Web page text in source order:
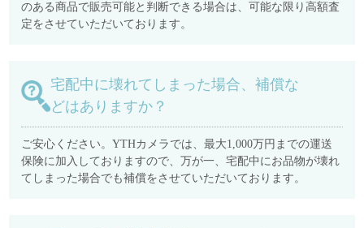
のある商品で販売可能と判断できる場合は、可能な限り高額査
定をさせていただいております。
宅配中に壊れてしまった場合、補償な
どはありますか？
ご安心ください。YTHカメラでは、最大1,000万円までの運送
保険に加入しておりますので、万が一、宅配中にお品物が壊れ
てしまった場合でも補償をさせていただいております。